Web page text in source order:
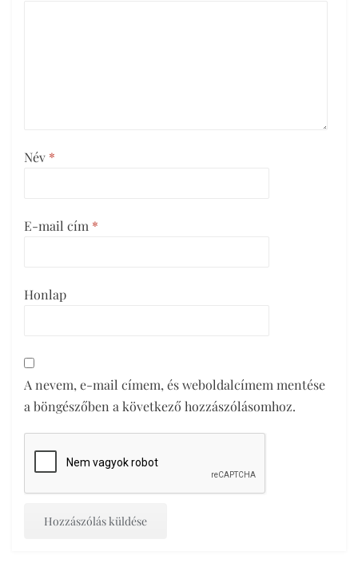
Név *
E-mail cím *
Honlap
A nevem, e-mail címem, és weboldalcímem mentése
a böngészőben a következő hozzászólásomhoz.